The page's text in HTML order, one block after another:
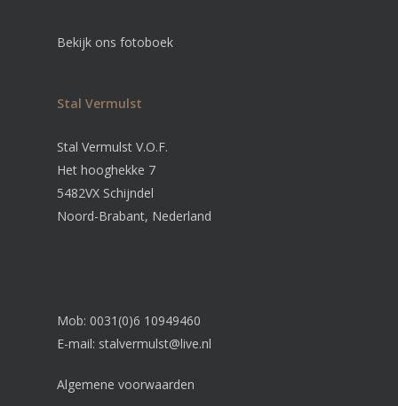
Bekijk ons fotoboek
Stal Vermulst
Stal Vermulst V.O.F.
Het hooghekke 7
5482VX Schijndel
Noord-Brabant, Nederland
Mob: 0031(0)6 10949460
E-mail: stalvermulst@live.nl
Algemene voorwaarden